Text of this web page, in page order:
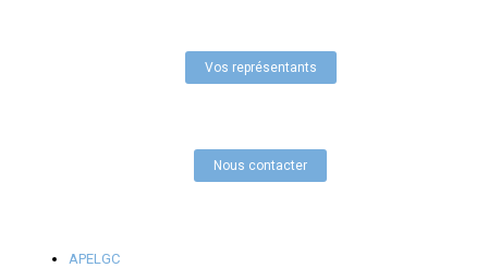
Vos représentants
Nous contacter
APELGC